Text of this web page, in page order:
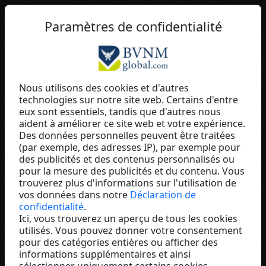
FR
Amira Susanne Reh
Unicity
Switzerland
Paramètres de confidentialité
Nous utilisons des cookies et d'autres
technologies sur notre site web. Certains d'entre
eux sont essentiels, tandis que d'autres nous
aident à améliorer ce site web et votre expérience.
Des données personnelles peuvent être traitées
(par exemple, des adresses IP), par exemple pour
des publicités et des contenus personnalisés ou
pour la mesure des publicités et du contenu. Vous
trouverez plus d'informations sur l'utilisation de
vos données dans notre Déclaration de
confidentialité.
Ici, vous trouverez un aperçu de tous les cookies
utilisés. Vous pouvez donner votre consentement
pour des catégories entières ou afficher des
informations supplémentaires et ainsi